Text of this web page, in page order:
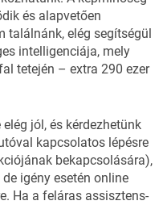
és alapvetően
találnánk, elég segítségül
intelligenciája, mely
tetején – extra 290 ezer
jól, és kérdezhetünk
kapcsolatos lépésre
bekapcsolására),
igény esetén online
Ha a feláras assisztens-